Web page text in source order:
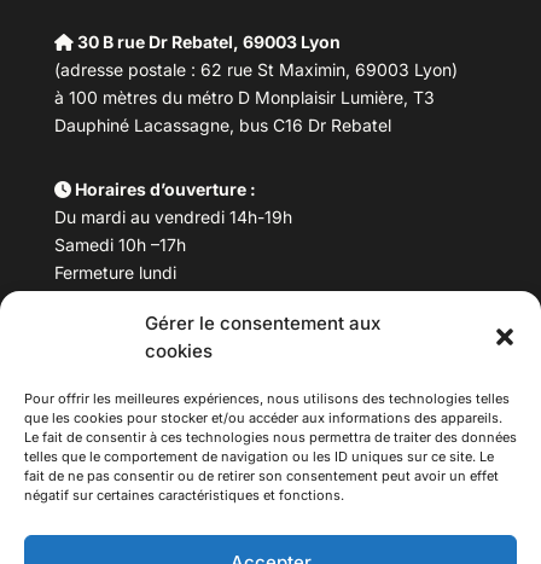
Gérer le consentement aux
cookies
Pour offrir les meilleures expériences, nous utilisons des technologies telles
que les cookies pour stocker et/ou accéder aux informations des appareils.
Le fait de consentir à ces technologies nous permettra de traiter des données
telles que le comportement de navigation ou les ID uniques sur ce site. Le
fait de ne pas consentir ou de retirer son consentement peut avoir un effet
négatif sur certaines caractéristiques et fonctions.
30 B rue Dr Rebatel, 69003 Lyon
(adresse postale : 62 rue St Maximin, 69003 Lyon)
à 100 mètres du métro D Monplaisir Lumière, T3
Dauphiné Lacassagne, bus C16 Dr Rebatel
Horaires d’ouverture :
Du mardi au vendredi 14h-19h
Samedi 10h –17h
Fermeture lundi
Téléphone : 04 78 53 06 40
maisondesculturesasiatiques@asiexpo.com